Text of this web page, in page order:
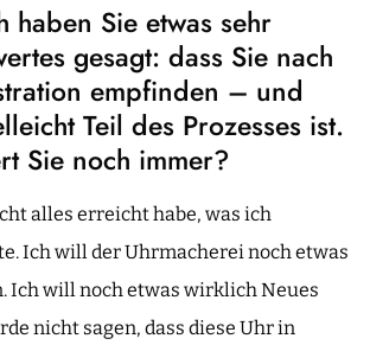
haben Sie etwas sehr
gesagt: dass Sie nach
empfinden – und
Teil des Prozesses ist.
Sie noch immer?
alles erreicht habe, was ich
Ich will der Uhrmacherei noch etwas
Ich will noch etwas wirklich Neues
nicht sagen, dass diese Uhr in